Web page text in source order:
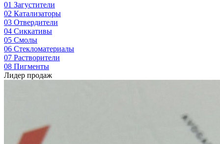
01 Загустители
02 Катализаторы
03 Отвердители
04 Сиккативы
05 Смолы
06 Стекломатериалы
07 Растворители
08 Пигменты
Лидер продаж